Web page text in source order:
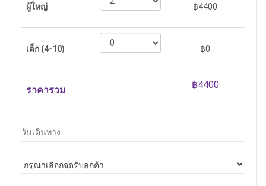
ราคารวม
ผู้ใหญ่ ฿4400
เด็ก (4-10) ฿0